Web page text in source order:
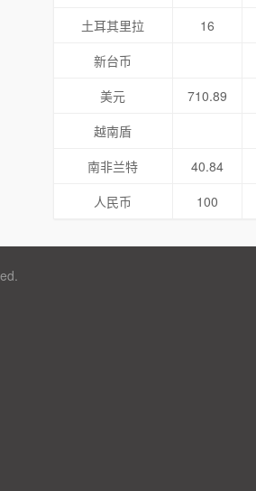
土耳其里拉
16
新台币
美元
710.89
越南盾
南非兰特
40.84
人民币
100